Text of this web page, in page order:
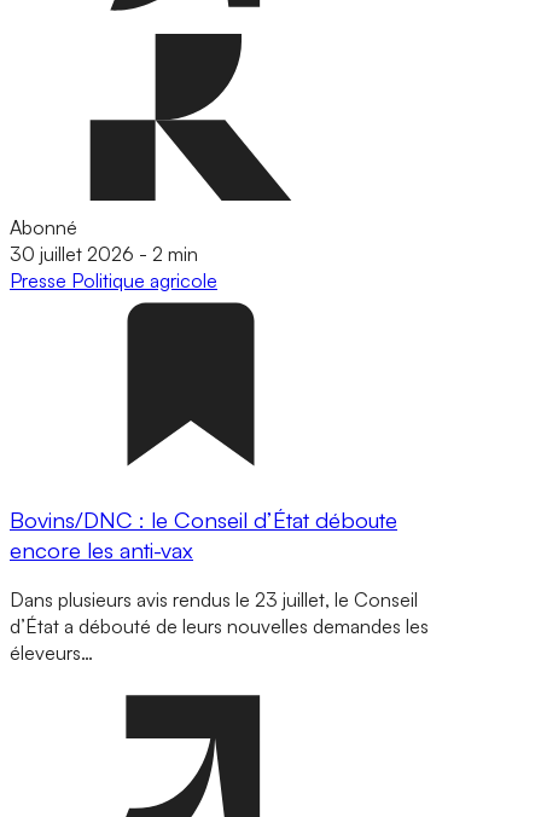
Abonné
30 juillet 2026 - 2 min
Presse Politique agricole
Bovins/DNC : le Conseil d’État déboute
encore les anti-vax
Dans plusieurs avis rendus le 23 juillet, le Conseil
d’État a débouté de leurs nouvelles demandes les
éleveurs…